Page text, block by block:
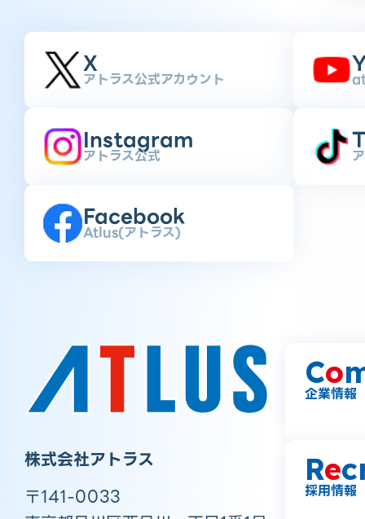
X
アトラス公式アカウント
Instagram
アトラス公式
Facebook
Atlus(アトラス)
株式会社アトラス
〒141-0033
Co
企業情報
Re
採用情報